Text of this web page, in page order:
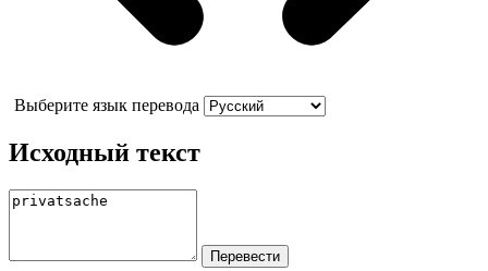
Выберите язык перевода
Исходный текст